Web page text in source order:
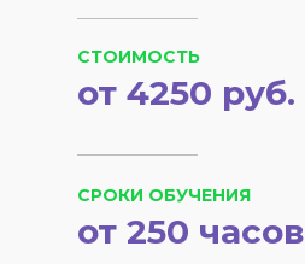
СРОКИ ОБУЧЕНИЯ
СТОИМОСТЬ
от 250 часов
от 4250 руб.